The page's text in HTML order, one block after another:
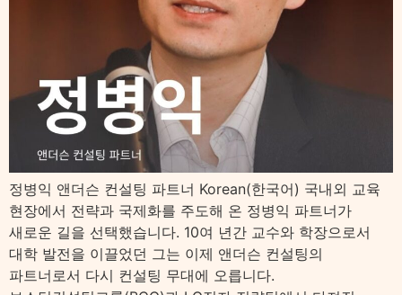
정병익 앤더슨 컨설팅 파트너 Korean(한국어) 국내외 교육
현장에서 전략과 국제화를 주도해 온 정병익 파트너가
새로운 길을 선택했습니다. 10여 년간 교수와 학장으로서
대학 발전을 이끌었던 그는 이제 앤더슨 컨설팅의
파트너로서 다시 컨설팅 무대에 오릅니다.